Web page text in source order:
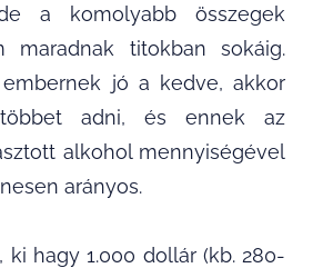
a komolyabb összegek
maradnak titokban sokáig.
jó a kedve, akkor
többet adni, és ennek az
alkohol mennyiségével
arányos.
ki hagy 1.000 dollár (kb. 280-